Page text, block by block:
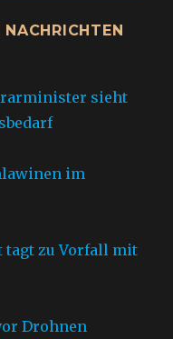
sieht
im
tagt zu Vorfall mit
Drohnen